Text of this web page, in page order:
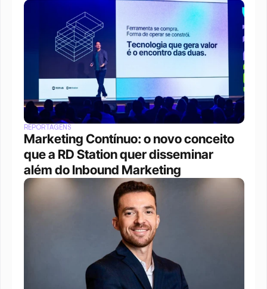
REPORTAGENS
Marketing Contínuo: o novo conceito
que a RD Station quer disseminar
além do Inbound Marketing